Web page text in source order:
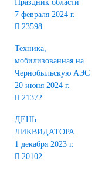
Праздник области
7 февраля 2024 г.
23598
Техника,
мобилизованная на
Чернобыльскую АЭС
20 июня 2024 г.
21372
ДЕНЬ
ЛИКВИДАТОРА
1 декабря 2023 г.
20102